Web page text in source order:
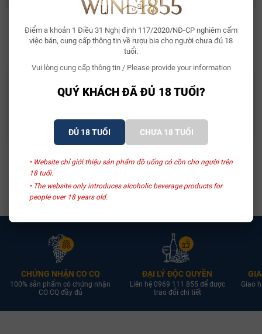
Điểm a khoản 1 Điều 31 Nghị định 117/2020/NĐ-CP nghiêm cấm
việc bán, cung cấp thông tin về rượu bia cho người chưa đủ 18
tuổi.
Vui lòng cung cấp thông tin / Please provide your information
QUÝ KHÁCH ĐÃ ĐỦ 18 TUỔI?
ĐỦ 18 TUỔI CHƯA 18 TUỔI
• Website chỉ giới thiệu sản phẩm đồ uống có cồn cho người trên
18 tuổi.
• The website only introduces alcoholic beverage products for
people over 18 years old.
SẢN PHẨM LIÊN QUAN
Bia Bỉ Trappistes
150.000₫
Brouwerij Martens
Bia Bỉ Kristoffel Dark 6%
45.000₫
Xem thêm
CHỨNG NHẬN CO CQ
100% sản phẩm có chứng nhận
CO CQ đầy đủ
ĐẠI LÝ ĐỘC QUYỀN
Liên hệ 0969 111 855 để được
trao đổi chi tiết
Giao